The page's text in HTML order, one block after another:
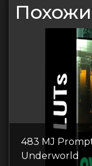
483 MJ
Underworld